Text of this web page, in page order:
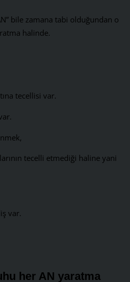
bile zamana tabi olduğundan o
halinde.
tecellisi var.
tecelli etmediği haline yani
var.
her AN yaratma